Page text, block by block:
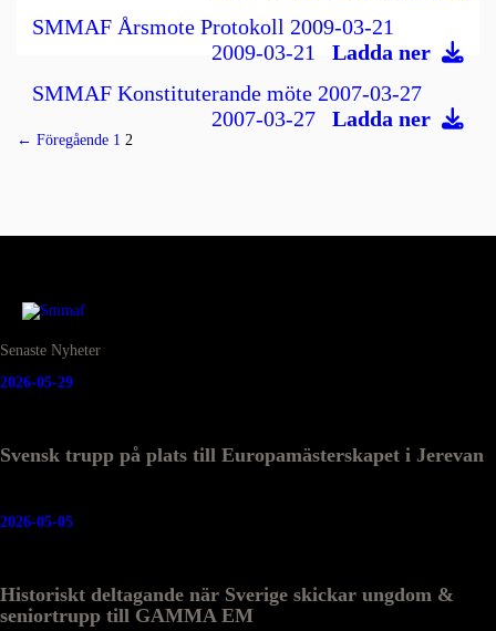
SMMAF Årsmote Protokoll 2009-03-21
2009-03-21 Ladda ner
SMMAF Konstituterande möte 2007-03-27
2007-03-27 Ladda ner
← Föregående 1 2
Senaste Nyheter
Svensk trupp på plats till Europamästerskapet i Jerevan
2026-05-29
Historiskt deltagande när Sverige skickar ungdom &
seniortrupp till GAMMA EM
2026-05-05